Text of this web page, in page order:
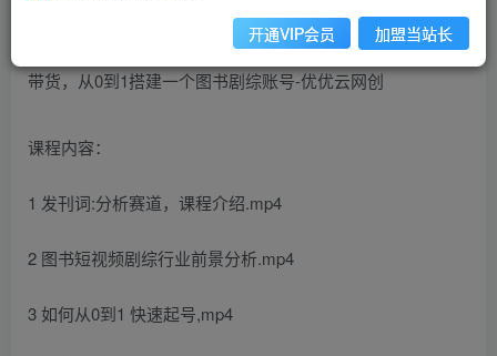
课程内容：
1 发刊词:分析赛道，课程介绍.mp4
2 图书短视频剧综行业前景分析.mp4
3 如何从0到1 快速起号,mp4
开通VIP会员 加盟当站长